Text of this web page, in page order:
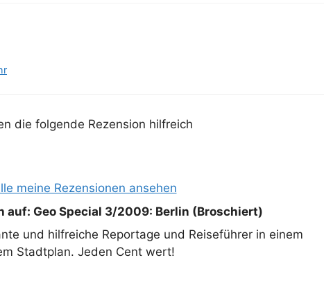
die folgende Rezension hilfreich
meine Rezensionen ansehen
auf: Geo Special 3/2009: Berlin (Broschiert)
und hilfreiche Reportage und Reiseführer in einem
Stadtplan. Jeden Cent wert!